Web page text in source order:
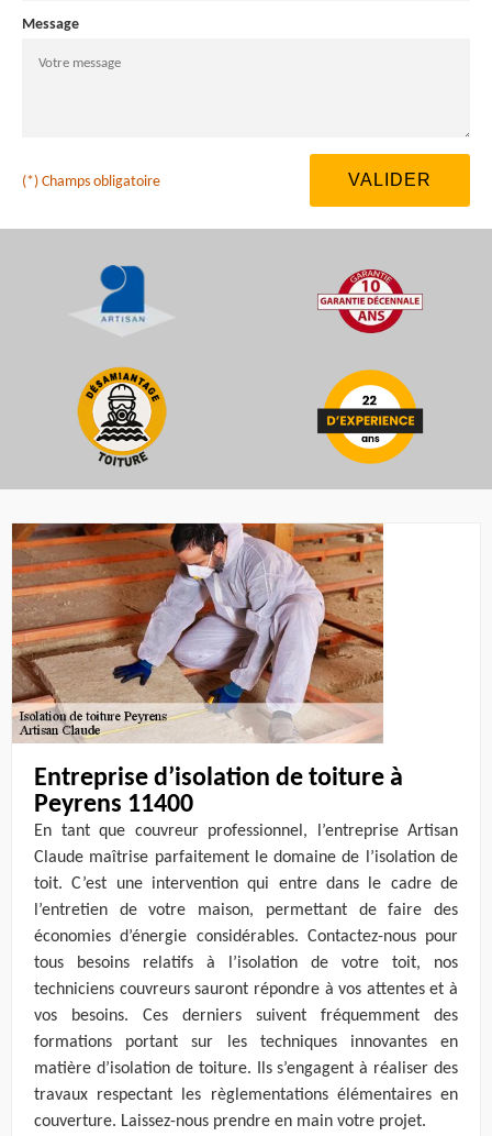
Message
(*) Champs obligatoire
Entreprise d’isolation de toiture à
Peyrens 11400
En tant que couvreur professionnel, l’entreprise Artisan
Claude maîtrise parfaitement le domaine de l’isolation de
toit. C’est une intervention qui entre dans le cadre de
l’entretien de votre maison, permettant de faire des
économies d’énergie considérables. Contactez-nous pour
tous besoins relatifs à l’isolation de votre toit, nos
techniciens couvreurs sauront répondre à vos attentes et à
vos besoins. Ces derniers suivent fréquemment des
formations portant sur les techniques innovantes en
matière d’isolation de toiture. Ils s’engagent à réaliser des
travaux respectant les règlementations élémentaires en
couverture. Laissez-nous prendre en main votre projet.